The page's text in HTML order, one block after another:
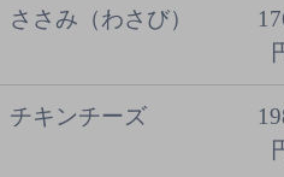
ささみ（わさび）
チキンチーズ